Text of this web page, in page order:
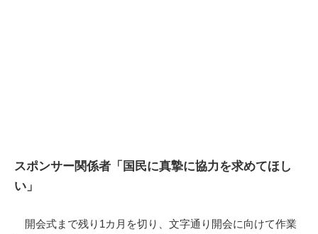
スポンサー関係者「国民に真摯に協力を求めてほし
い」
開会式まで残り1カ月を切り、文字通り開会に向けて作業